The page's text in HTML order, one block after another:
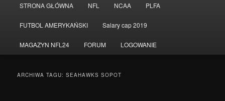
główne
Przeskocz
do
tekstu
Przeskocz
do
widgetów
STRONA GŁÓWNA NFL NCAA PLFA
FUTBOL AMERYKAŃSKI Salary cap 2019
MAGAZYN NFL24 FORUM LOGOWANIE
ARCHIWA TAGU:SEAHAWKS SOPOT